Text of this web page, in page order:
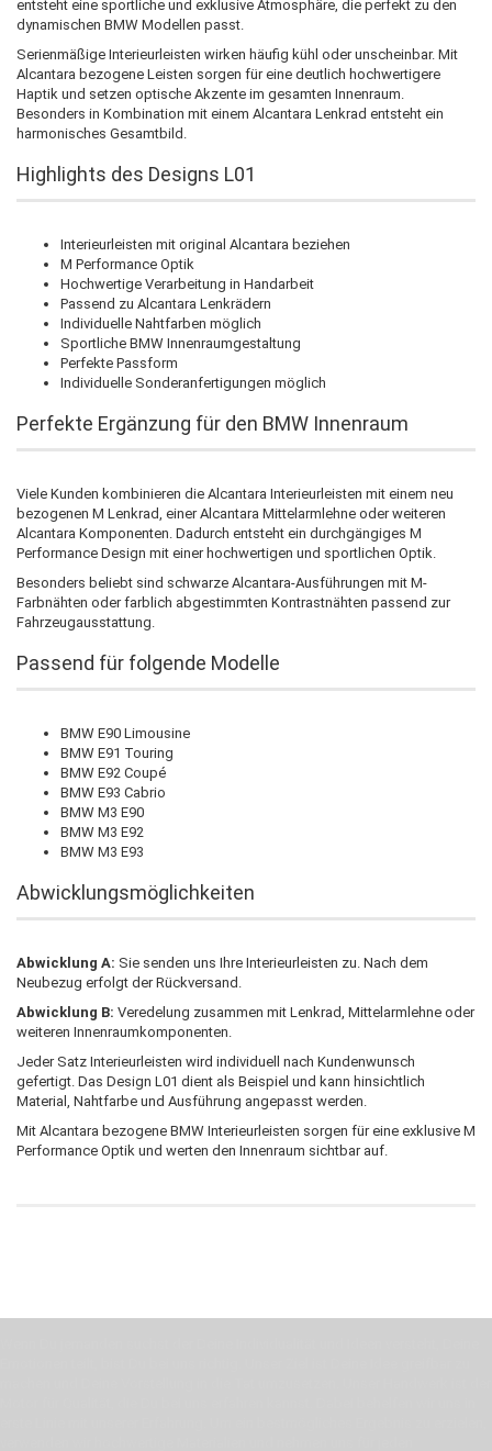
entsteht eine sportliche und exklusive Atmosphäre, die perfekt zu den
dynamischen BMW Modellen passt.
Serienmäßige Interieurleisten wirken häufig kühl oder unscheinbar. Mit
Alcantara bezogene Leisten sorgen für eine deutlich hochwertigere
Haptik und setzen optische Akzente im gesamten Innenraum.
Besonders in Kombination mit einem Alcantara Lenkrad entsteht ein
harmonisches Gesamtbild.
Highlights des Designs L01
Interieurleisten mit original Alcantara beziehen
M Performance Optik
Hochwertige Verarbeitung in Handarbeit
Passend zu Alcantara Lenkrädern
Individuelle Nahtfarben möglich
Sportliche BMW Innenraumgestaltung
Perfekte Passform
Individuelle Sonderanfertigungen möglich
Perfekte Ergänzung für den BMW Innenraum
Viele Kunden kombinieren die Alcantara Interieurleisten mit einem neu
bezogenen M Lenkrad, einer Alcantara Mittelarmlehne oder weiteren
Alcantara Komponenten. Dadurch entsteht ein durchgängiges M
Performance Design mit einer hochwertigen und sportlichen Optik.
Besonders beliebt sind schwarze Alcantara-Ausführungen mit M-
Farbnähten oder farblich abgestimmten Kontrastnähten passend zur
Fahrzeugausstattung.
Passend für folgende Modelle
BMW E90 Limousine
BMW E91 Touring
BMW E92 Coupé
BMW E93 Cabrio
BMW M3 E90
BMW M3 E92
BMW M3 E93
Abwicklungsmöglichkeiten
Abwicklung A: Sie senden uns Ihre Interieurleisten zu. Nach dem
Neubezug erfolgt der Rückversand.
Abwicklung B: Veredelung zusammen mit Lenkrad, Mittelarmlehne oder
weiteren Innenraumkomponenten.
Jeder Satz Interieurleisten wird individuell nach Kundenwunsch
gefertigt. Das Design L01 dient als Beispiel und kann hinsichtlich
Material, Nahtfarbe und Ausführung angepasst werden.
Mit Alcantara bezogene BMW Interieurleisten sorgen für eine exklusive M
Performance Optik und werten den Innenraum sichtbar auf.